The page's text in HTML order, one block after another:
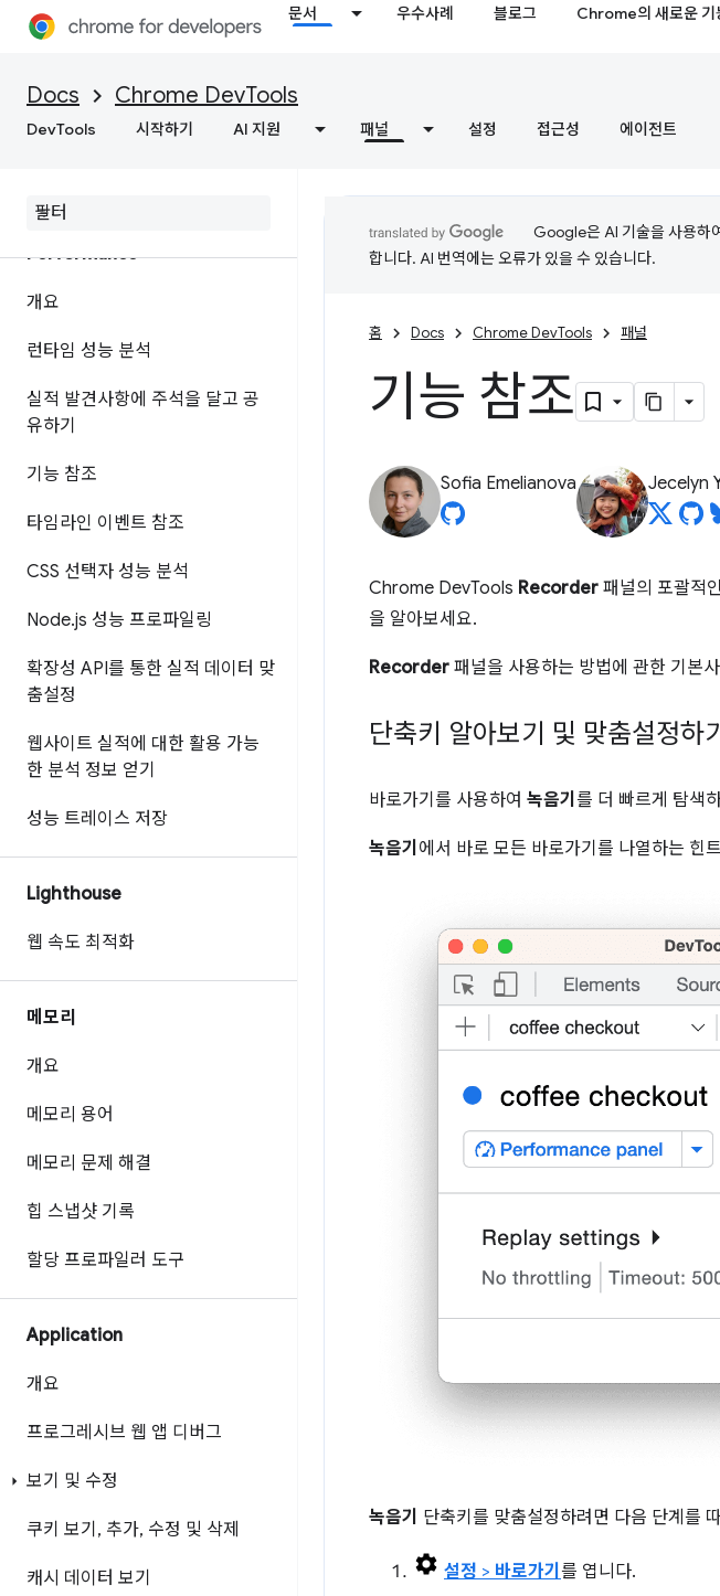
문서 우수사례 블로그 Chrome의 새로운 기
Docs Chrome DevTools
DevTools 시작하기 AI 지원 패널 설정 접근성 에이전트
개요
네트워크 활동 검사
기능 참조
Performance
개요
런타임 성능 분석
실적 발견사항에 주석을 달고 공
유하기
기능 참조
타임라인 이벤트 참조
CSS 선택자 성능 분석
Node.js 성능 프로파일링
확장성 API를 통한 실적 데이터 맞
춤설정
웹사이트 실적에 대한 활용 가능
한 분석 정보 얻기
성능 트레이스 저장
Lighthouse
웹 속도 최적화
메모리
개요
메모리 용어
메모리 문제 해결
힙 스냅샷 기록
할당 프로파일러 도구
Application
개요
프로그레시브 웹 앱 디버그
보기 및 수정
쿠키 보기 , 추가, 수정 및 삭제
캐시 데이터 보기
Google은 AI 기술을 사용하
합니다. AI 번역에는 오류가 있을 수 있습니다.
홈 Docs Chrome DevTools 패널
기능 참조
Sofia Emelianova Jecelyn
Chrome DevTools Recorder 패널의 포괄적
을 알아보세요.
Recorder 패널을 사용하는 방법에 관한 기본
단축키 알아보기 및 맞춤설정하기
바로가기를 사용하여 녹음기 를 더 빠르게 탐색
녹음기 에서 바로 모든 바로가기를 나열하는 힌
녹음기 단축키를 맞춤설정하려면 다음 단계를
설정 > 바로가기 를 엽니다.